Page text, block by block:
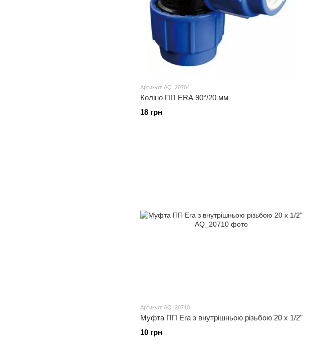
Артикул: AQ_20704
Коліно ПП ERA 90°/20 мм
18 грн
Артикул: AQ_20710
Муфта ПП Era з внутрішньою різьбою 20 x 1/2"
10 грн